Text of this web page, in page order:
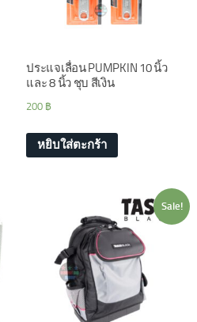
ประแจเลื่อน PUMPKIN 10 นิ้ว
และ 8 นิ้ว ชุบ สีเงิน
200 ฿
หยิบใส่ตะกร้า
Sale!